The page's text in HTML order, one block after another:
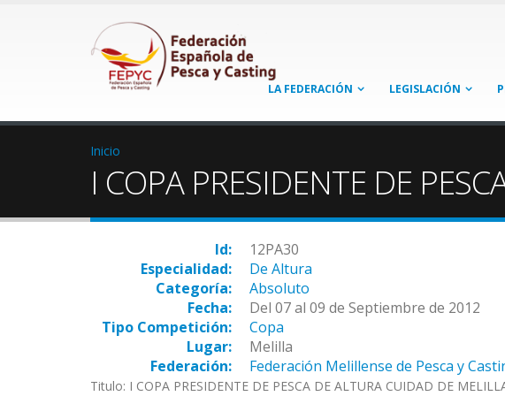
LA FEDERACIÓN LEGISLACIÓN
Inicio
I COPA PRESIDENTE DE
Id:
12PA30
Especialidad:
De Altura
Categoría:
Absoluto
Fecha:
Del 07 al 09 de Septiembre de 2012
Tipo Competición:
Copa
Lugar:
Melilla
Federación:
Federación Melillense de Pesca y
Titulo: I COPA PRESIDENTE DE PESCA DE ALTURA CUIDAD DE